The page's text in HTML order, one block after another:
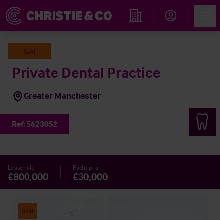
Immobiliensuche
Sold
Private Dental Practice
Greater Manchester
Ref: 5623052
Leasehold
£800,000
Pacht p. a.
£30,000
Sold